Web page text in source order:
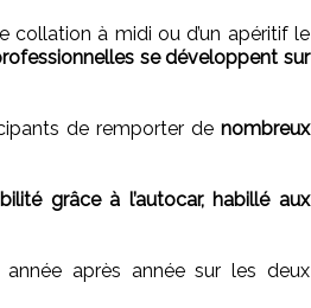
collation à midi ou d’un apéritif le
se développent sur
de remporter de nombreux
grâce à l’autocar, habillé aux
après année sur les deux